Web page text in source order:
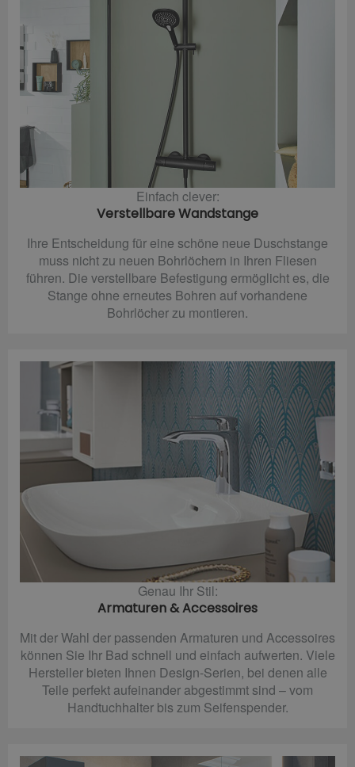
Einfach clever:
Verstellbare Wandstange
Ihre Entscheidung für eine schöne neue Duschstange
muss nicht zu neuen Bohrlöchern in Ihren Fliesen
führen. Die verstellbare Befestigung ermöglicht es, die
Stange ohne erneutes Bohren auf vorhandene
Bohrlöcher zu montieren.
Genau Ihr Stil:
Armaturen & Accessoires
Mit der Wahl der passenden Armaturen und Accessoires
können Sie Ihr Bad schnell und einfach aufwerten. Viele
Hersteller bieten Ihnen Design-Serien, bei denen alle
Teile perfekt aufeinander abgestimmt sind – vom
Handtuchhalter bis zum Seifenspender.